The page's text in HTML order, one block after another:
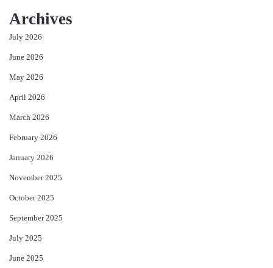
Archives
July 2026
June 2026
May 2026
April 2026
March 2026
February 2026
January 2026
November 2025
October 2025
September 2025
July 2025
June 2025